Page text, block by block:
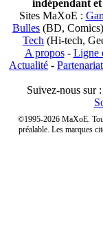
indépendant
Sites MaXoE :
Bulles (BD, Comics)
Tech (Hi-tech,
A propos- Ligne
Actualité -
Suivez-nous sur :
©1995-2026 MaXoE.
préalable. Les marques